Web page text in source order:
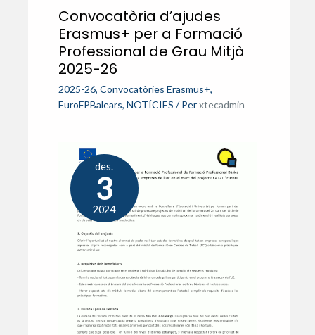
Convocatòria d’ajudes
Erasmus+ per a Formació
Professional de Grau Mitjà
2025-26
2025-26, Convocatòries Erasmus+,
EuroFPBalears, NOTÍCIES / Per xtecadmin
des.
3
2024